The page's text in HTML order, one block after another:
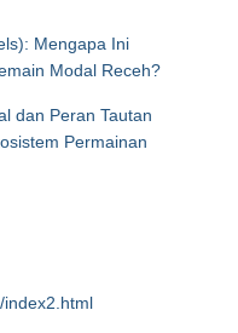
Mengapa Ini
Modal Receh?
dan Peran Tautan
Permainan
index2.html